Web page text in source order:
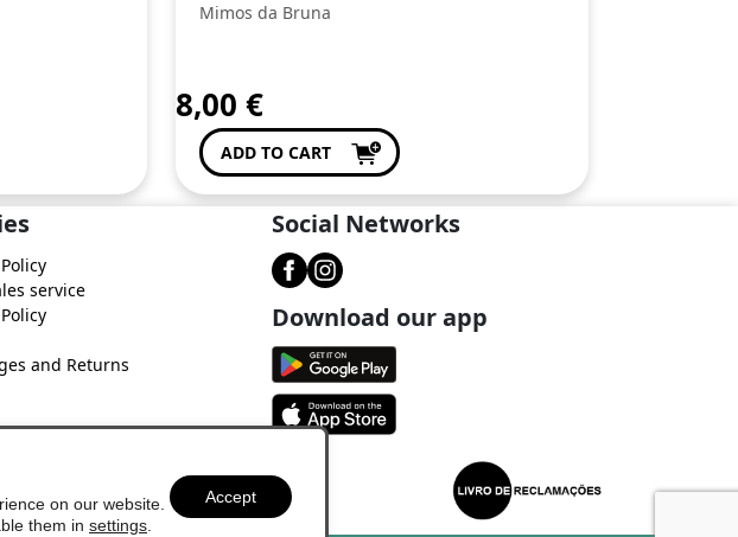
Mimos da Bruna
8,00 €
ADD TO CART
service
and Returns
Social Networks
Download our app
on our website.
them in settings
Accept